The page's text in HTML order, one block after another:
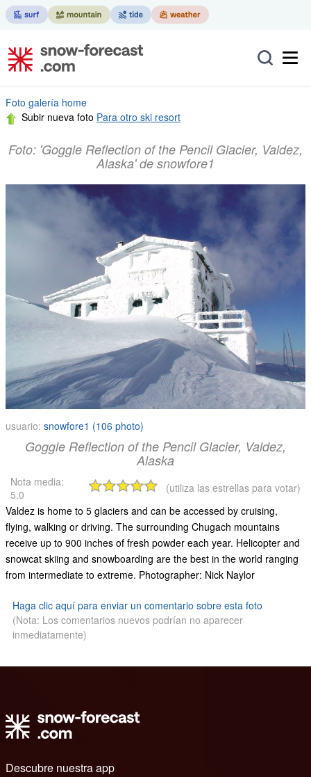
Foto galería home
Subir nueva foto Para otro ski resort
Foto: 'Goggle Reflection of the Pencil Glacier, Valdez,
Alaska' de snowfore1
usuario: snowfore1 (106 photo)
Goggle Reflection of the Pencil Glacier, Valdez,
Alaska
Nota media:
5.0
(utiliza las estrellas para votar)
Valdez is home to 5 glaciers and can be accessed by cruising,
flying, walking or driving. The surrounding Chugach mountains
receive up to 900 inches of fresh powder each year. Helicopter and
snowcat skiing and snowboarding are the best in the world ranging
from intermediate to extreme. Photographer: Nick Naylor
Haga clic aquí para enviar un comentario sobre esta foto
(Nota: Los comentarios nuevos podrían no aparecer
inmediatamente)
Descubre nuestra app